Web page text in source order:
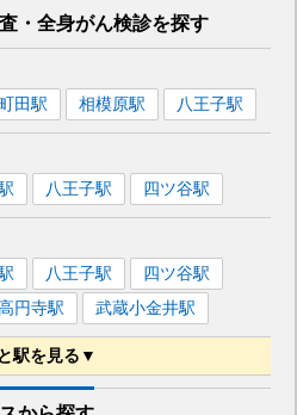
・全身がん検診を探す
田駅 相模原駅 八王子駅
八王子駅 四ツ谷駅
八王子駅 四ツ谷駅
円寺駅 武蔵小金井駅
駅を見る▼